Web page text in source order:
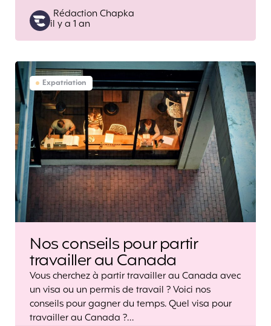
Posted
by
Rédaction Chapka
il y a 1 an
Expatriation
Nos conseils pour partir
travailler au Canada
Vous cherchez à partir travailler au Canada avec
un visa ou un permis de travail ? Voici nos
conseils pour gagner du temps. Quel visa pour
travailler au Canada ?…